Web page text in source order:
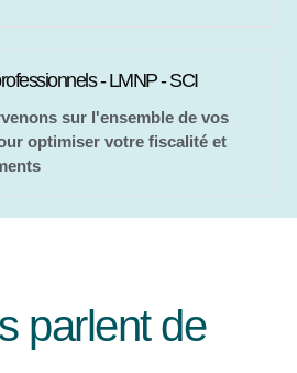
- LMNP - SCI
sur l'ensemble de vos
optimiser votre fiscalité et
parlent de